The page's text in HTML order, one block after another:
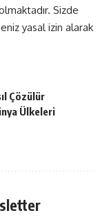
Sizde
yasal izin alarak
Çözülür
Ülkeleri